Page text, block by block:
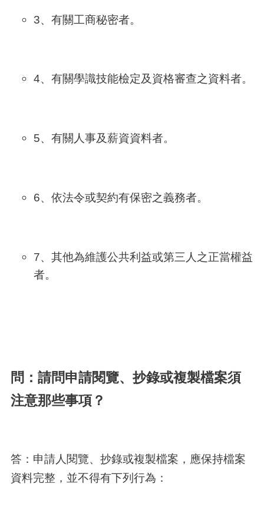
3、有關工商秘密者。
4、有關學識技能檢定及資格審查之資料者。
5、有關人事及薪資資料者。
6、依法令或契約有保密之義務者。
7、其他為維護公共利益或第三人之正當權益
者。
問：請問申請閱覽、抄錄或複製檔案須
注意那些事項？
答：申請人閱覽、抄錄或複製檔案，應保持檔案
資料完整，並不得有下列行為：